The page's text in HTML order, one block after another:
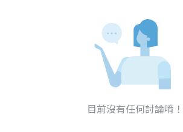
目前沒有任何討論唷！